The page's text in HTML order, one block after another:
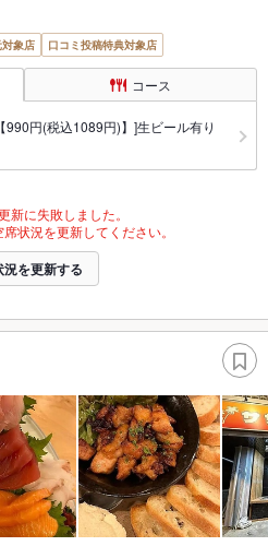
対象店 口コミ投稿特典対象店
コース
円(税込1089円)】]生ビール有り
新に失敗しました。
状況を更新してください。
況を更新する